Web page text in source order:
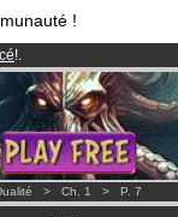
!
!.
par mois !Clique ici
!
> Ch. 1 > P. 7